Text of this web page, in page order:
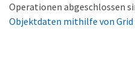
Operationen abgeschlossen
Objektdaten mithilfe von Grid